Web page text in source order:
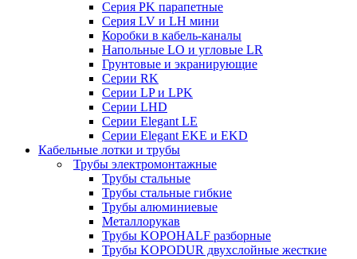
Серия PK парапетные
Серия LV и LH мини
Коробки в кабель-каналы
Напольные LO и угловые LR
Грунтовые и экранирующие
Серии RK
Серии LP и LPK
Серии LHD
Серии Elegant LE
Серии Elegant EKE и EKD
Кабельные лотки и трубы
Трубы электромонтажные
Трубы стальные
Трубы стальные гибкие
Трубы алюминиевые
Металлорукав
Трубы KOPOHALF разборные
Трубы KOPODUR двухслойные жесткие